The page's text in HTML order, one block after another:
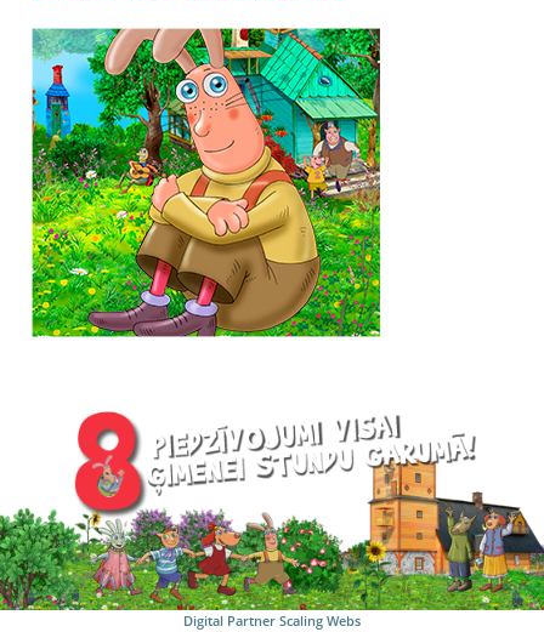
Digital Partner Scaling Webs